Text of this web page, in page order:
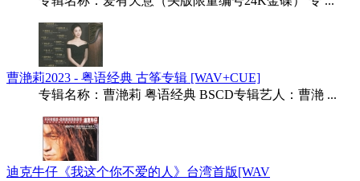
曹滟莉2023 - 粤语经典 古筝专辑 [WAV+CUE]
专辑名称：曹滟莉 粤语经典 BSCD专辑艺人：曹滟 ...
迪克牛仔《我这个你不爱的人》台湾首版[WAV